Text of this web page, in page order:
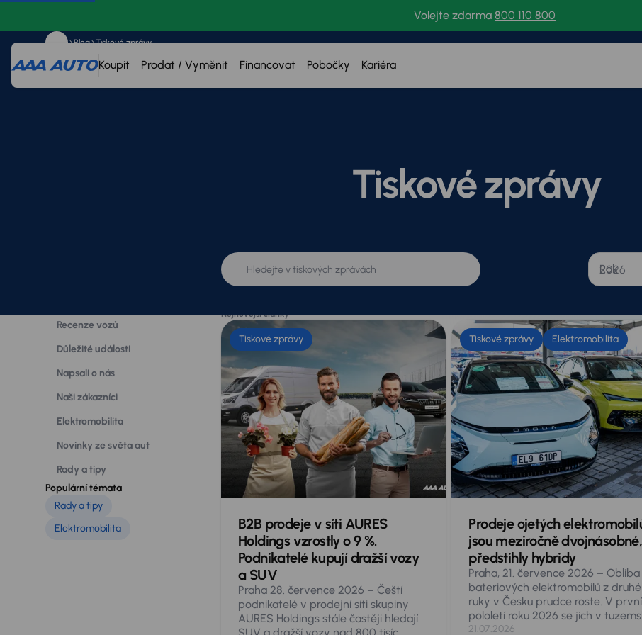
Volejte zdarma 800 110 800
Koupit Prodat / Vyměnit Financovat Pobočky Kariéra
Blog Tiskové zprávy
Tiskové zprávy
Recenze vozů
Důležité události
Napsali o nás
Naši zákazníci
Elektromobilita
Novinky ze světa aut
Rady a tipy
Populární témata
Rady a tipy
Elektromobilita
Rok
Nejnovější články
Tiskové zprávy
B2B prodeje v síti AURES
Holdings vzrostly o 9 %.
Podnikatelé kupují dražší vozy
a SUV
Praha 28. července 2026 – Čeští
podnikatelé v prodejní síti skupiny
AURES Holdings stále častěji hledají
Tiskové zprávy Elektromobilita
Prodeje ojetých
jsou meziročně dvojnásobné,
předstihly hybridy
Praha, 21. července 2026 – Obliba
bateriových elektromobilů z druhé
ruky v Česku prudce roste. V
pololetí roku 2026 se jich v
prodalo 11 998, tedy bezmála
21.07.2026